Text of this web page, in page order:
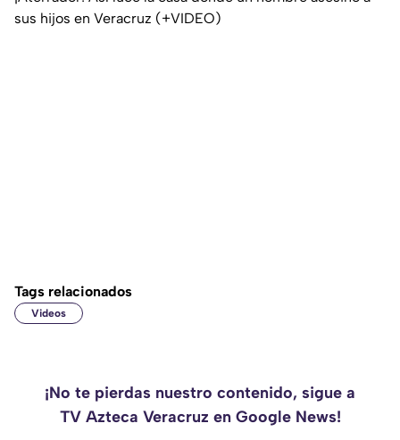
sus hijos en Veracruz (+VIDEO)
Tags relacionados
Videos
¡No te pierdas nuestro contenido, sigue a
TV Azteca Veracruz en Google News!